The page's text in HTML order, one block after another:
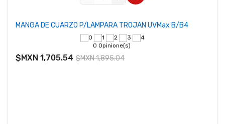
MANGA DE CUARZO P/LAMPARA TROJAN UVMax B/B4
0 Opinione(s)
$MXN 1,705.54 $MXN 1,895.04